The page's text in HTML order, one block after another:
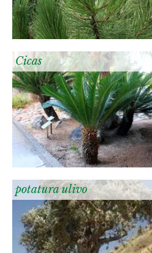
Cicas
potatura ulivo